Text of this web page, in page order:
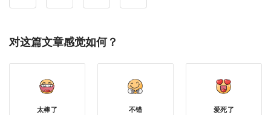
对这篇文章感觉如何？
太棒了 不错 爱死了